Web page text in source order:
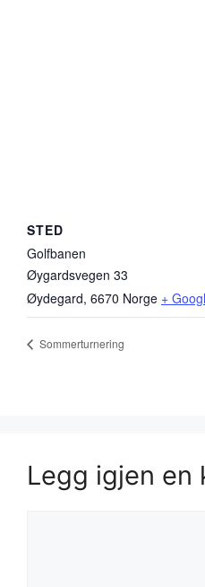
STED
Golfbanen
Øygardsvegen 33
Øydegard, 6670 Norge +
Sommerturnering
Legg igjen en